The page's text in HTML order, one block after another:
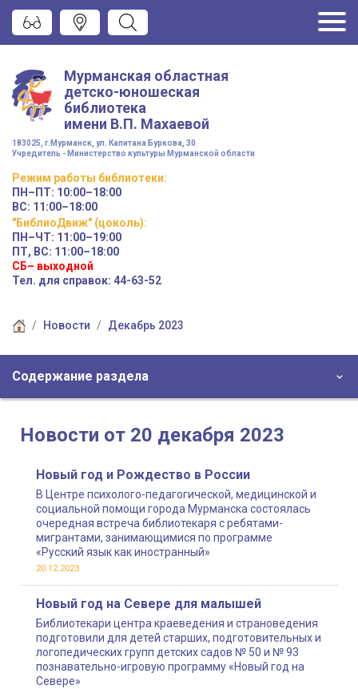
Мурманская областная
детско-юношеская
библиотека
имени В.П. Махаевой
183025, г.Мурманск, ул. Капитана Буркова, 30
Учредитель - Министерство культуры Мурманской области
Режим работы библиотеки:
ПН–ПТ: 10:00–18:00
ВС: 11:00–18:00
"БиблиоДвиж" (цоколь):
ПН–ЧТ: 11:00–19:00
ПТ, ВС: 11:00–18:00
СБ– выходной
Тел. для справок: 44-63-52
Новости Декабрь 2023
Содержание раздела
Новости от 20 декабря 2023
Новый год и Рождество в России
В Центре психолого-педагогической, медицинской и
социальной помощи города Мурманска состоялась
очередная встреча библиотекаря с ребятами-
мигрантами, занимающимися по программе
«Русский язык как иностранный»
20.12.2023
Новый год на Севере для малышей
Библиотекари центра краеведения и страноведения
подготовили для детей старших, подготовительных и
логопедических групп детских садов № 50 и № 93
познавательно-игровую программу «Новый год на
Севере»